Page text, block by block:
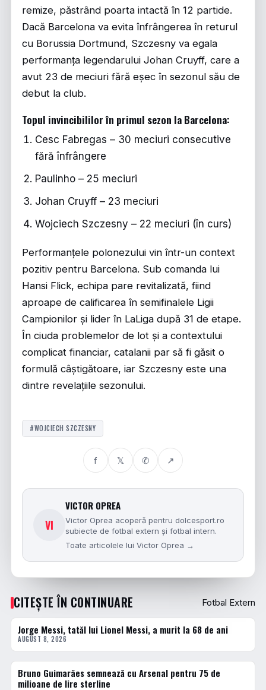
remize, păstrând poarta intactă în 12 partide.
Dacă Barcelona va evita înfrângerea în returul
cu Borussia Dortmund, Szczesny va egala
performanța legendarului Johan Cruyff, care a
avut 23 de meciuri fără eșec în sezonul său de
debut la club.
Topul invincibililor în primul sezon la Barcelona:
Cesc Fabregas – 30 meciuri consecutive
fără înfrângere
Paulinho – 25 meciuri
Johan Cruyff – 23 meciuri
Wojciech Szczesny – 22 meciuri (în curs)
Performanțele polonezului vin într-un context
pozitiv pentru Barcelona. Sub comanda lui
Hansi Flick, echipa pare revitalizată, fiind
aproape de calificarea în semifinalele Ligii
Campionilor și lider în LaLiga după 31 de etape.
În ciuda problemelor de lot și a contextului
complicat financiar, catalanii par să fi găsit o
formulă câștigătoare, iar Szczesny este una
dintre revelațiile sezonului.
#WOJCIECH SZCZESNY
f 𝕏 ✆ ↗
VI
VICTOR OPREA
Victor Oprea acoperă pentru dolcesport.ro
subiecte de fotbal extern și fotbal intern.
Toate articolele lui Victor Oprea →
CITEȘTE ÎN CONTINUARE Fotbal Extern
FOTBAL EXTERN
Jorge Messi, tatăl lui Lionel Messi, a murit la 68 de ani
AUGUST 8, 2026
FOTBAL EXTERN
Bruno Guimarães semnează cu Arsenal pentru 75 de
milioane de lire sterline